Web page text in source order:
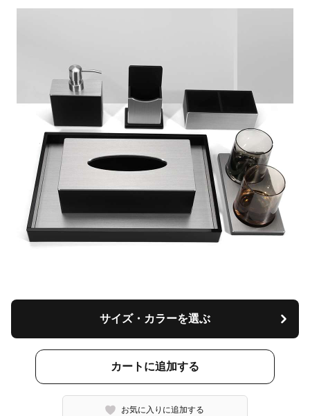
サイズ・カラーを選ぶ
カートに追加する
お気に入りに追加する